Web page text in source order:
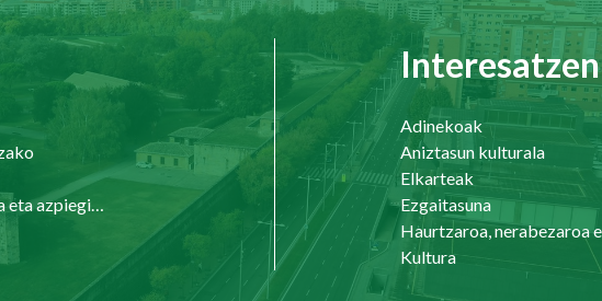
Adinekoak
Aniztasun kulturala
Elkarteak
Ezgaitasuna
Haurtzaroa, nerabezaroa
Kultura